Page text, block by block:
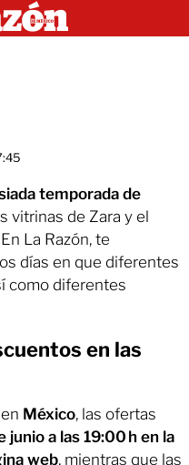
temporada de
vitrinas de Zara y el
La Razón, te
días en que diferentes
como diferentes
en las
México, las ofertas
junio a las 19:00 h en la
web, mientras que las